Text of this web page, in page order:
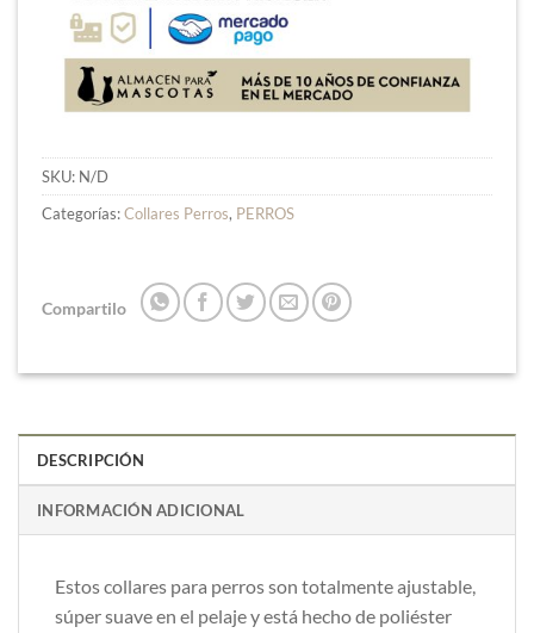
SKU: N/D
Categorías:Collares Perros, PERROS
Compartilo
DESCRIPCIÓN
INFORMACIÓN ADICIONAL
Estos collares para perros son totalmente ajustable,
súper suave en el pelaje y está hecho de poliéster